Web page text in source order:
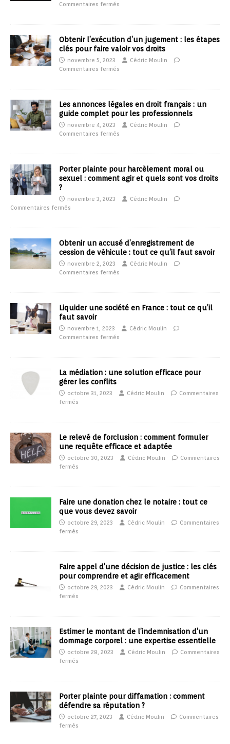
Commentaires fermés
Obtenir l’exécution d’un jugement : les étapes
clés pour faire valoir vos droits
novembre 5, 2023
Cédric Moulin
Commentaires fermés
Les annonces légales en droit français : un
guide complet pour les professionnels
novembre 4, 2023
Cédric Moulin
Commentaires fermés
Porter plainte pour harcèlement moral ou
sexuel : comment agir et quels sont vos droits
?
novembre 3, 2023
Cédric Moulin
Commentaires fermés
Obtenir un accusé d’enregistrement de
cession de véhicule : tout ce qu’il faut savoir
novembre 2, 2023
Cédric Moulin
Commentaires fermés
Liquider une société en France : tout ce qu’il
faut savoir
novembre 1, 2023
Cédric Moulin
Commentaires fermés
La médiation : une solution efficace pour
gérer les conflits
octobre 31, 2023 Cédric Moulin
Commentaires
fermés
Le relevé de forclusion : comment formuler
une requête efficace et adaptée
octobre 30, 2023 Cédric Moulin
Commentaires
fermés
Faire une donation chez le notaire : tout ce
que vous devez savoir
octobre 29, 2023 Cédric Moulin
Commentaires
fermés
Faire appel d’une décision de justice : les clés
pour comprendre et agir efficacement
octobre 29, 2023 Cédric Moulin
Commentaires
fermés
Estimer le montant de l’indemnisation d’un
dommage corporel : une expertise essentielle
octobre 28, 2023 Cédric Moulin
Commentaires
fermés
Porter plainte pour diffamation : comment
défendre sa réputation ?
octobre 27, 2023 Cédric Moulin
Commentaires
fermés